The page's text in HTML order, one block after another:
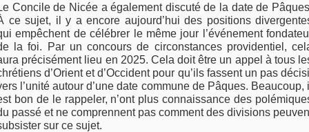
Concile de Nicée a également discuté de la date de
ce sujet, il y a encore aujourd’hui des positions
empêchent de célébrer le même jour l’événement
la foi. Par un concours de circonstances providentiel,
précisément lieu en 2025. Cela doit être un appel à tous
d’Orient et d’Occident pour qu’ils fassent un pas
l’unité autour d’une date commune de Pâques. Beaucoup,
bon de le rappeler, n’ont plus connaissance des
passé et ne comprennent pas comment des divisions
sur ce sujet.